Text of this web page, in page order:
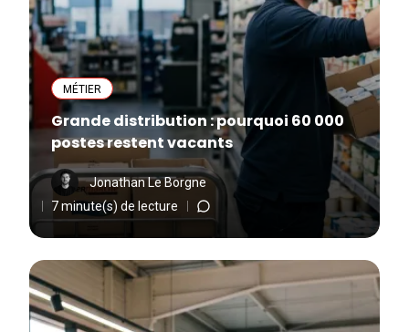
MÉTIER
Grande distribution : pourquoi 60 000
postes restent vacants
Jonathan Le Borgne
7 minute(s) de lecture